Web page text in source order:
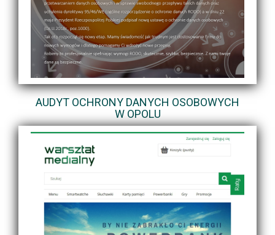
AUDYT OCHRONY DANYCH OSOBOWYCH
W OPOLU